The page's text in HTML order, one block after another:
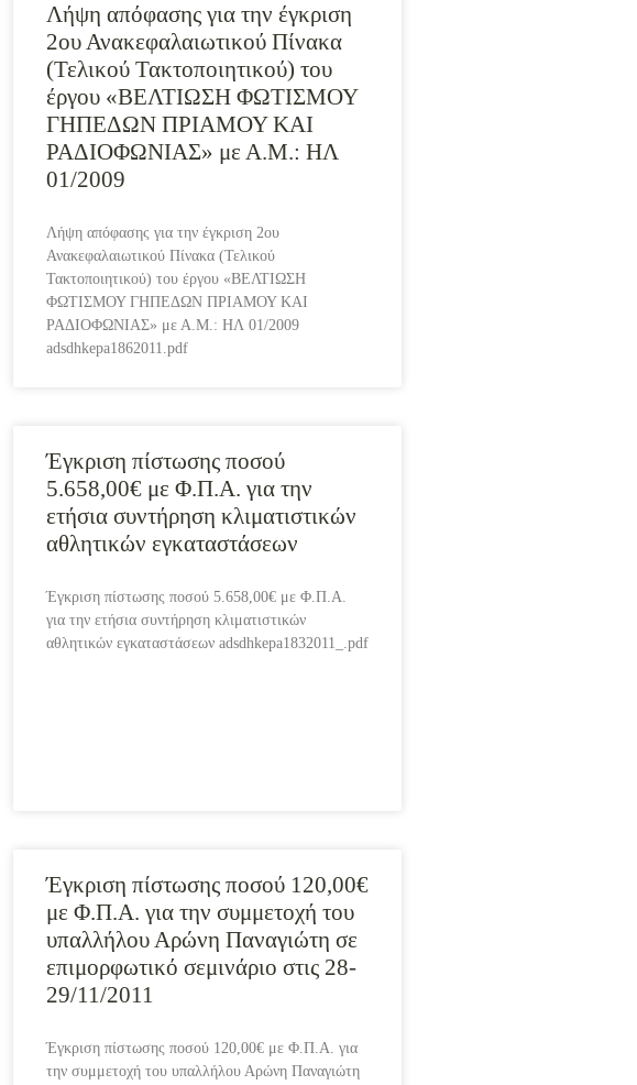
Λήψη απόφασης για την έγκριση
2ου Ανακεφαλαιωτικού Πίνακα
(Τελικού Τακτοποιητικού) του
έργου «ΒΕΛΤΙΩΣΗ ΦΩΤΙΣΜΟΥ
ΓΗΠΕΔΩΝ ΠΡΙΑΜΟΥ ΚΑΙ
ΡΑΔΙΟΦΩΝΙΑΣ» με Α.Μ.: HΛ
01/2009
Λήψη απόφασης για την έγκριση 2ου
Ανακεφαλαιωτικού Πίνακα (Τελικού
Τακτοποιητικού) του έργου «ΒΕΛΤΙΩΣΗ
ΦΩΤΙΣΜΟΥ ΓΗΠΕΔΩΝ ΠΡΙΑΜΟΥ ΚΑΙ
ΡΑΔΙΟΦΩΝΙΑΣ» με Α.Μ.: HΛ 01/2009
adsdhkepa1862011.pdf
Έγκριση πίστωσης ποσού
5.658,00€ με Φ.Π.Α. για την
ετήσια συντήρηση κλιματιστικών
αθλητικών εγκαταστάσεων
Έγκριση πίστωσης ποσού 5.658,00€ με Φ.Π.Α.
για την ετήσια συντήρηση κλιματιστικών
αθλητικών εγκαταστάσεων adsdhkepa1832011_.pdf
Έγκριση πίστωσης ποσού 120,00€
με Φ.Π.Α. για την συμμετοχή του
υπαλλήλου Αρώνη Παναγιώτη σε
επιμορφωτικό σεμινάριο στις 28-
29/11/2011
Έγκριση πίστωσης ποσού 120,00€ με Φ.Π.Α. για
την συμμετοχή του υπαλλήλου Αρώνη Παναγιώτη